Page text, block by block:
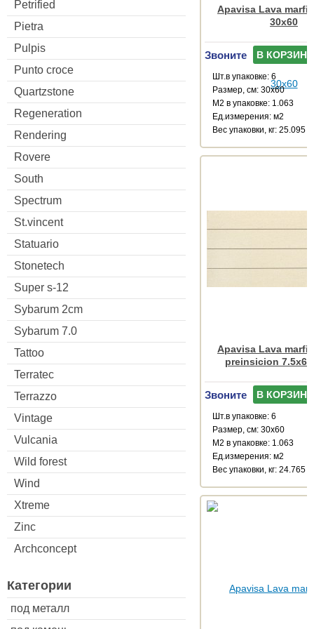
Petrified
Pietra
Pulpis
Punto croce
Quartzstone
Regeneration
Rendering
Rovere
South
Spectrum
St.vincent
Statuario
Stonetech
Super s-12
Sybarum 2cm
Sybarum 7.0
Tattoo
Terratec
Terrazzo
Vintage
Vulcania
Wild forest
Wind
Xtreme
Zinc
Archconcept
Категории
под металл
Apavisa Lava
30x60
Звоните В КОРЗИНУ
Шт.в упаковке: 6
Размер, см: 30x60
М2 в упаковке: 1.063
Ед.измерения: м2
Веc упаковки, кг: 25.095
Apavisa Lava
preinsicion 7.5x60
Звоните В КОРЗИНУ
Шт.в упаковке: 6
Размер, см: 30x60
М2 в упаковке: 1.063
Ед.измерения: м2
Веc упаковки, кг: 24.765